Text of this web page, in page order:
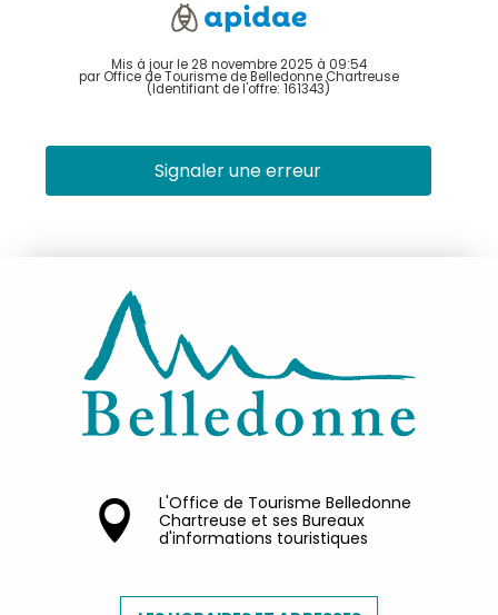
Mis à jour le 28 novembre 2025 à 09:54
par Office de Tourisme de Belledonne Chartreuse
(Identifiant de l'offre: 161343)
Signaler une erreur
L'Office de Tourisme Belledonne
Chartreuse et ses Bureaux
d'informations touristiques